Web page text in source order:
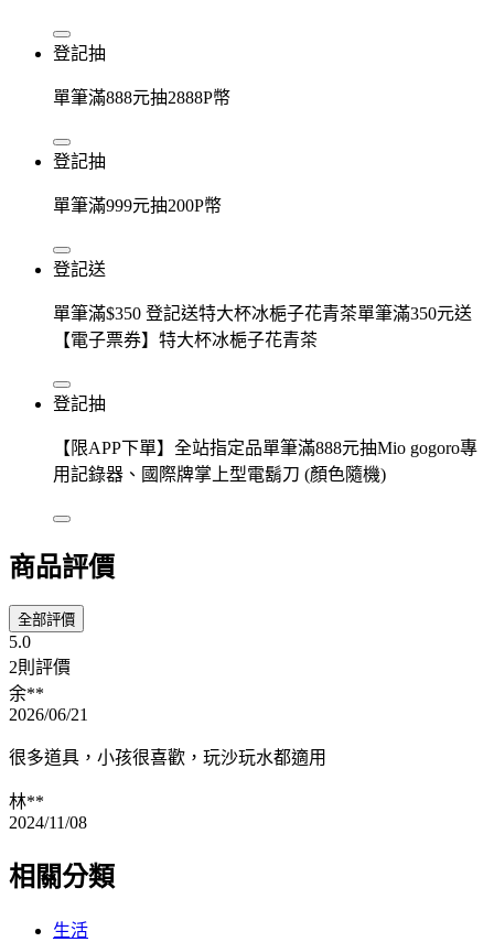
登記抽
單筆滿888元抽2888P幣
登記抽
單筆滿999元抽200P幣
登記送
單筆滿$350 登記送特大杯冰梔子花青茶單筆滿350元送
【電子票券】特大杯冰梔子花青茶
登記抽
【限APP下單】全站指定品單筆滿888元抽Mio gogoro專
用記錄器、國際牌掌上型電鬍刀 (顏色隨機)
商品評價
全部評價
5.0
2則評價
余**
2026/06/21
很多道具，小孩很喜歡，玩沙玩水都適用
林**
2024/11/08
相關分類
生活